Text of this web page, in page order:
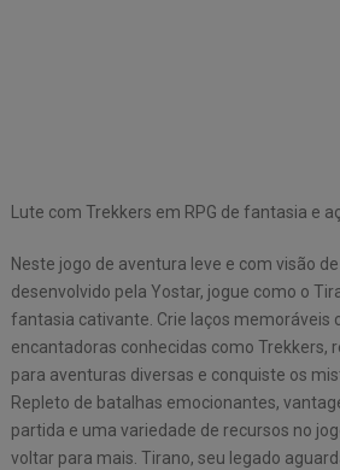
Lute com Trekkers em RPG de fantasia e
Neste jogo de aventura leve e com visão
desenvolvido pela Yostar, jogue como o
fantasia cativante. Crie laços memoráveis
encantadoras conhecidas como Trekkers,
para aventuras diversas e conquiste os
Repleto de batalhas emocionantes,
partida e uma variedade de recursos no
voltar para mais. Tirano, seu legado